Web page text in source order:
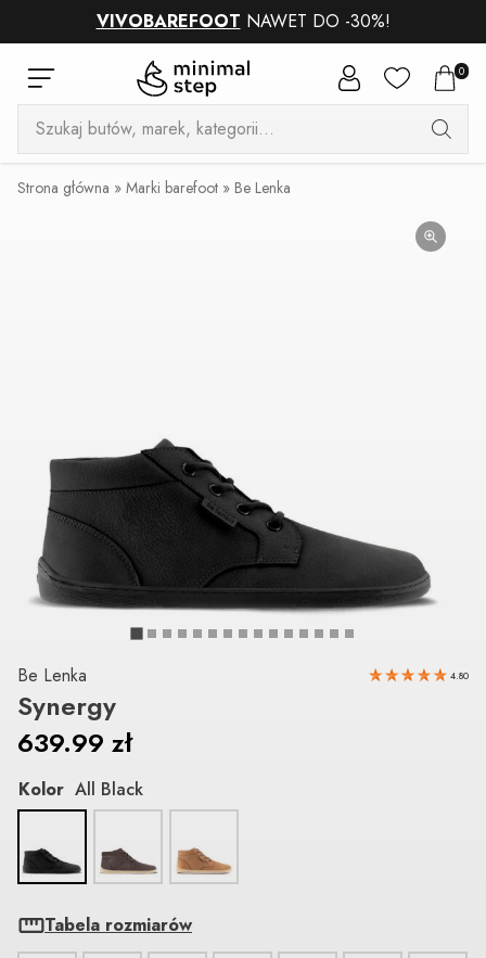
VIVOBAREFOOT NAWET DO -30%!
0
Wyszukiwarka
produktów
Strona główna » Marki barefoot » Be Lenka
Be Lenka 4.80
Synergy
639.99 zł
Kolor All Black
Tabela rozmiarów